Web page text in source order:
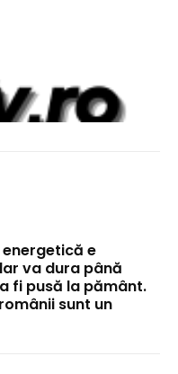
energetică e
va dura până
fi pusă la pământ.
sunt un